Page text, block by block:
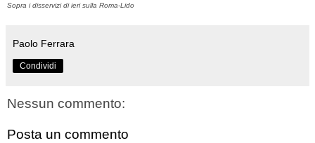
Sopra i disservizi di ieri sulla Roma-Lido
Paolo Ferrara
Condividi
Nessun commento:
Posta un commento